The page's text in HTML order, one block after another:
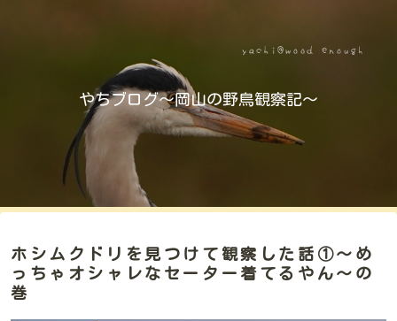
やちブログ～岡山の野鳥観察記～
ホシムクドリを見つけて観察した話①～め
っちゃオシャレなセーター着てるやん～の
巻